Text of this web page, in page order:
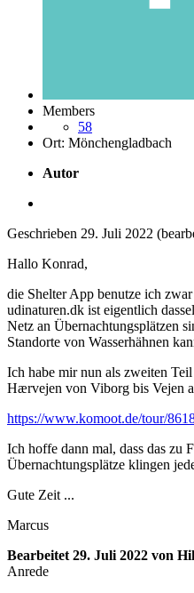
Members
58
Ort: Mönchengladbach
Autor
Geschrieben 29. Juli 2022
Hallo Konrad,
die Shelter App benutze ich
udinaturen.dk ist eigentlich
Netz an Übernachtungsplätzen
Standorte von Wasserhähnen
Ich habe mir nun als zweiten
Hærvejen von Viborg bis Vejen
https://www.komoot.de/tour/
Ich hoffe dann mal, dass das
Übernachtungsplätze klingen
Gute Zeit ...
Marcus
Bearbeitet 29. Juli 2022 von
Anrede